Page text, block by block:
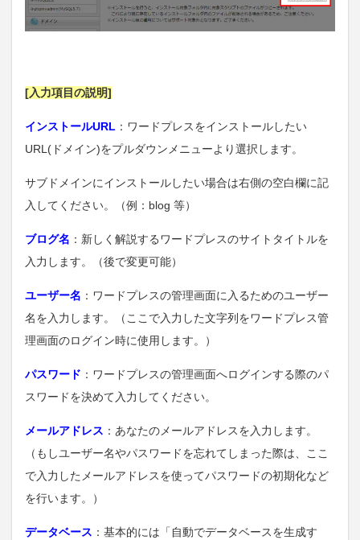
[入力項目の説明]
インストールURL ：ワードプレスをインストールしたい
URL(ドメイン)をプルダウンメニューより選択します。
サブドメインにインストールしたい場合は右側の空白欄に記
入してください。（例：blog 等）
ブログ名 ：新しく解説するワードプレスのサイトタイトルを
入力します。（後で変更可能）
ユーザー名 ：ワードプレスの管理画面に入るためのユーザー
名を入力します。（ここで入力した文字列をワードプレス管
理画面のログイン時に使用します。）
パスワード ：ワードプレスの管理画面へログインする際のパ
スワードを決めて入力してください。
メールアドレス ：あなたのメールアドレスを入力します。
（もしユーザー名やパスワードを忘れてしまった際は、ここ
で入力したメールアドレスを使ってパスワードの初期化など
を行います。）
データベース ：基本的には「自動でデータベースを生成す